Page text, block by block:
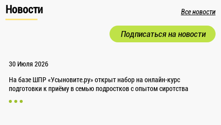
Новости Все новости
Подписаться на новости
30 Июля 2026
На базе ШПР «Усыновите.ру» открыт набор на онлайн-курс
подготовки к приёму в семью подростков с опытом сиротства